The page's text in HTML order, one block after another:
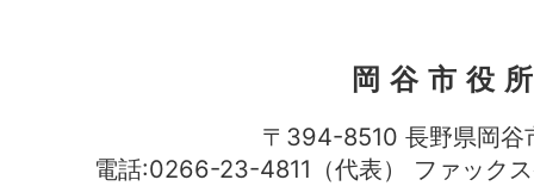
岡谷市役
〒394-8510 長野県岡谷
電話:0266-23-4811（代表） ファッ